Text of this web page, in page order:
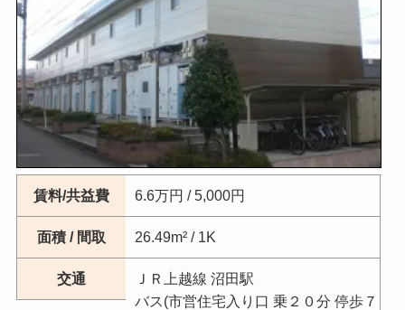
賃料/共益費 6.6万円 / 5,000円
面積 / 間取 26.49m² / 1K
交通
ＪＲ上越線 沼田駅
バス(市営住宅入り口 乗２０分 停歩７